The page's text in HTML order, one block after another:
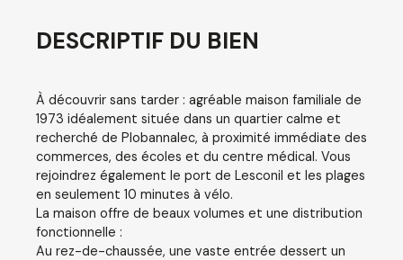
DESCRIPTIF DU BIEN
À découvrir sans tarder : agréable maison familiale de
1973 idéalement située dans un quartier calme et
recherché de Plobannalec, à proximité immédiate des
commerces, des écoles et du centre médical. Vous
rejoindrez également le port de Lesconil et les plages
en seulement 10 minutes à vélo.
La maison offre de beaux volumes et une distribution
fonctionnelle :
Au rez-de-chaussée, une vaste entrée dessert un